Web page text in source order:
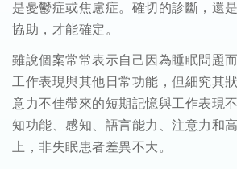
是憂鬱症或焦慮症。確切的診斷，還
協助，才能確定。
雖說個案常常表示自己因為睡眠問題
工作表現與其他日常功能，但細究其
意力不佳帶來的短期記憶與工作表現
知功能、感知、語言能力、注意力和
上，非失眠患者差異不大。